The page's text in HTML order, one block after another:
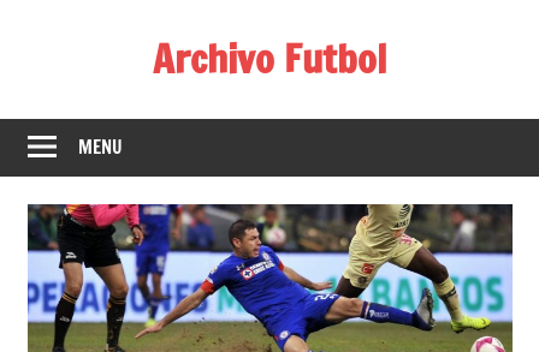
Archivo Futbol
Mejor
de
de
fútbol
MENU